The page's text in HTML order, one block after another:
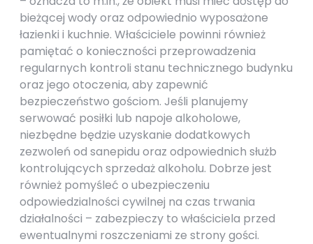
bieżącej wody oraz odpowiednio wyposażone
łazienki i kuchnie. Właściciele powinni również
pamiętać o konieczności przeprowadzenia
regularnych kontroli stanu technicznego budynku
oraz jego otoczenia, aby zapewnić
bezpieczeństwo gościom. Jeśli planujemy
serwować posiłki lub napoje alkoholowe,
niezbędne będzie uzyskanie dodatkowych
zezwoleń od sanepidu oraz odpowiednich służb
kontrolujących sprzedaż alkoholu. Dobrze jest
również pomyśleć o ubezpieczeniu
odpowiedzialności cywilnej na czas trwania
działalności – zabezpieczy to właściciela przed
ewentualnymi roszczeniami ze strony gości.